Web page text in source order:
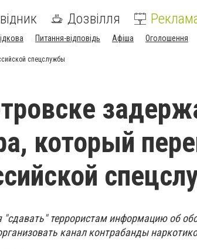
Дозвілля
Питання-відповідь Афіша Оголошення
спецслужбы
который
"сдавать" террористам информацию об
канал контрабанды